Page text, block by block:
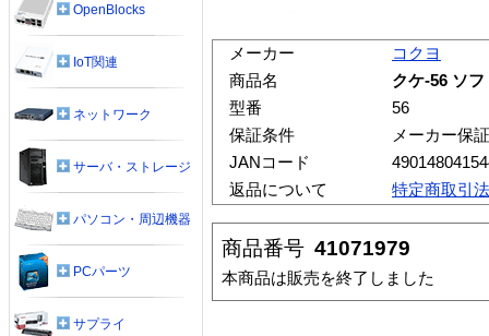
メーカー
コクヨ
商品名
クケ-56 ソ
型番
56
保証条件
メーカー保証
JANコード
返品について
特定商取引
商品番号 41071979
本商品は販売を終了しました
OpenBlocks
IoT関連
ネットワーク
サーバ・ストレージ
パソコン・周辺機器
PCパーツ
サプライ